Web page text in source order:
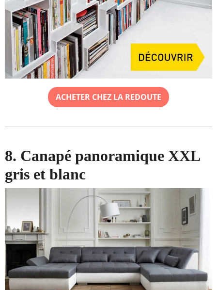
ACHETER CHEZ LA REDOUTE
8. Canapé panoramique XXL
gris et blanc